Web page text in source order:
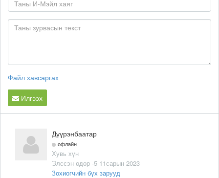
Файл хавсаргах
Илгээх
Дүүрэнбаатар
офлайн
Хувь хүн
Элссэн өдөр -5 11сарын 2023
Зохиогчийн бүх зарууд